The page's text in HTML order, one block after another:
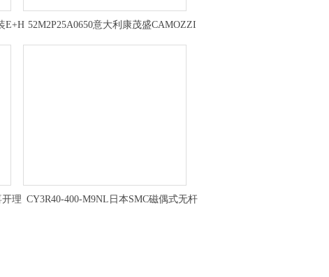
E+H 52M2P25A0650意大利康茂盛CAMOZZI
开理 CY3R40-400-M9NL日本SMC磁偶式无杆